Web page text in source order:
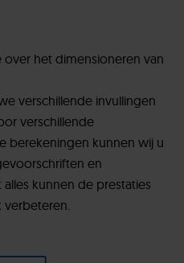
het dimensioneren van
verschillende invullingen
verschillende
berekeningen kunnen wij u
en
kunnen de prestaties
verbeteren.